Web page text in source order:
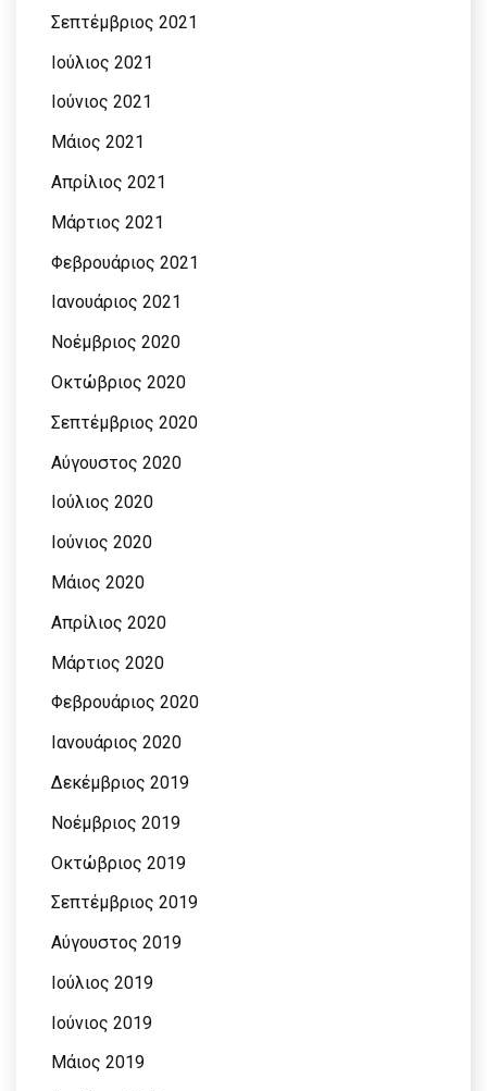
Σεπτέμβριος 2021
Ιούλιος 2021
Ιούνιος 2021
Μάιος 2021
Απρίλιος 2021
Μάρτιος 2021
Φεβρουάριος 2021
Ιανουάριος 2021
Νοέμβριος 2020
Οκτώβριος 2020
Σεπτέμβριος 2020
Αύγουστος 2020
Ιούλιος 2020
Ιούνιος 2020
Μάιος 2020
Απρίλιος 2020
Μάρτιος 2020
Φεβρουάριος 2020
Ιανουάριος 2020
Δεκέμβριος 2019
Νοέμβριος 2019
Οκτώβριος 2019
Σεπτέμβριος 2019
Αύγουστος 2019
Ιούλιος 2019
Ιούνιος 2019
Μάιος 2019